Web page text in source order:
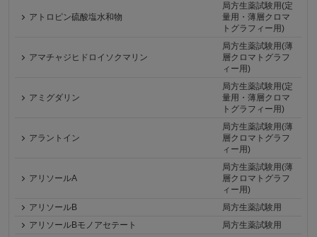
アトロピン硫酸塩水和物
局方生薬試験用(定
量用・薄層クロマ
トグラフィー用)
アマチャジヒドロイソクマリン
局方生薬試験用(薄
層クロマトグラフ
ィー用)
アミグダリン
局方生薬試験用(定
量用・薄層クロマ
トグラフィー用)
アラントイン
局方生薬試験用(薄
層クロマトグラフ
ィー用)
アリソールA
局方生薬試験用(薄
層クロマトグラフ
ィー用)
アリソールB
局方生薬試験用
アリソールBモノアセテート
局方生薬試験用